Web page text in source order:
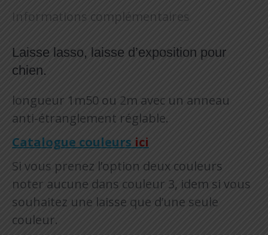
Informations complémentaires
Laisse lasso, laisse d’exposition pour
chien.
longueur 1m50 ou 2m avec un anneau
anti-étranglement réglable.
Catalogue couleurs ici
Si vous prenez l’option deux couleurs
noter aucune dans couleur 3, idem si vous
souhaitez une laisse que d’une seule
couleur.